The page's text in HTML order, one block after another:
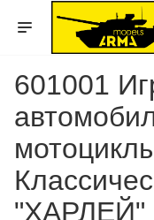
601001
"ХАРЛЕЙ"